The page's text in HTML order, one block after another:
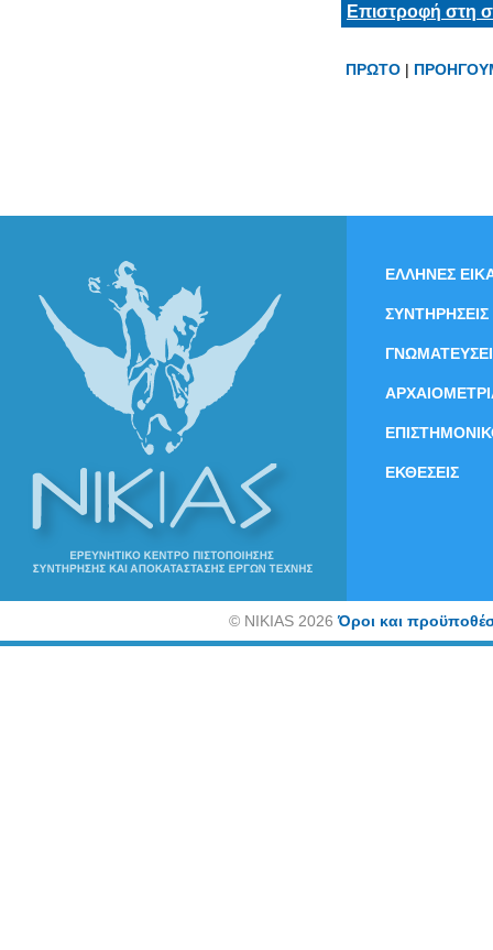
Επιστροφή στη
ΠΡΩΤΟ |
ΕΛΛΗΝΕΣ
ΣΥΝΤΗΡΗΣΕΙΣ
ΕΚΘΕΣΕΙΣ
©NIKIAS 2026Όροι και